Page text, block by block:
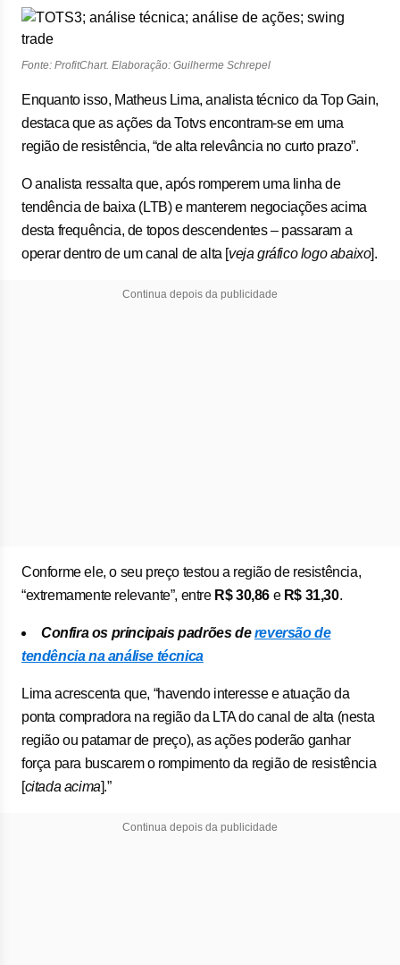
Fonte: ProfitChart. Elaboração: Guilherme Schrepel
Enquanto isso, Matheus Lima, analista técnico da Top Gain,
destaca que as ações da Totvs encontram-se em uma
região de resistência, “de alta relevância no curto prazo”.
O analista ressalta que, após romperem uma linha de
tendência de baixa (LTB) e manterem negociações acima
desta frequência, de topos descendentes – passaram a
operar dentro de um canal de alta [veja gráfico logo abaixo].
Continua depois da publicidade
Conforme ele, o seu preço testou a região de resistência,
“extremamente relevante”, entre R$ 30,86 e R$ 31,30.
Confira os principais padrões dereversão de
tendência na análise técnica
Lima acrescenta que, “havendo interesse e atuação da
ponta compradora na região da LTA do canal de alta (nesta
região ou patamar de preço), as ações poderão ganhar
força para buscarem o rompimento da região de resistência
[citada acima].”
Continua depois da publicidade